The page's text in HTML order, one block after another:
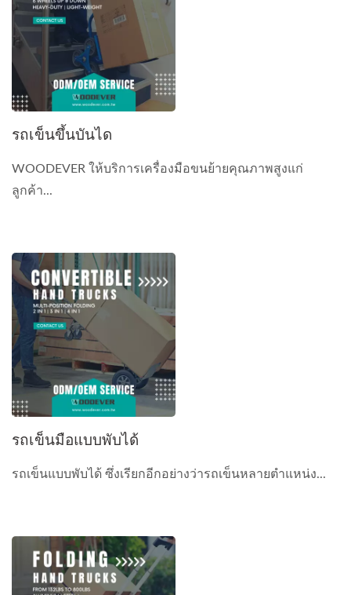
รถเข็นขึ้นบันได
WOODEVER ให้บริการเครื่องมือขนย้ายคุณภาพสูงแก่
ลูกค้า...
รถเข็นมือแบบพับได้
รถเข็นแบบพับได้ ซึ่งเรียกอีกอย่างว่ารถเข็นหลายตำแหน่ง...